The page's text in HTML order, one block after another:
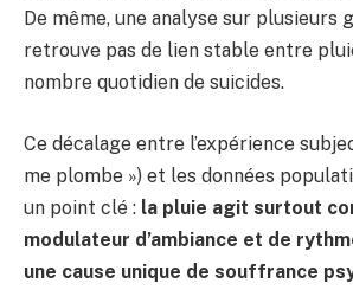
De même, une analyse sur plusieurs
retrouve pas de lien stable entre
nombre quotidien de suicides.
Ce décalage entre l’expérience
me plombe ») et les données
un point clé : la pluie agit surtout
modulateur d’ambiance et de
une cause unique de souffrance